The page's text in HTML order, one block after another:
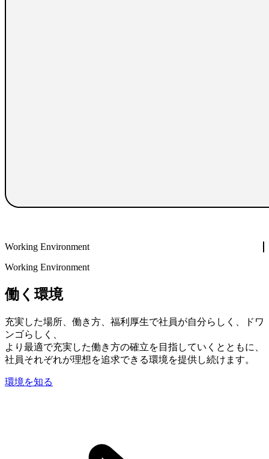
Working Environment
Working Environment
働く環境
充実した場所、働き方、福利厚生で社員が自分らしく、ドワ
ンゴらしく、
より最適で充実した働き方の確立を目指していくとともに、
社員それぞれが理想を追求できる環境を提供し続けます。
環境を知る